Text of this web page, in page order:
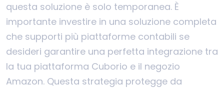
questa soluzione è solo temporanea. È
importante investire in una soluzione completa
che supporti più piattaforme contabili se
desideri garantire una perfetta integrazione tra
la tua piattaforma Cuborio e il negozio
Amazon. Questa strategia protegge da